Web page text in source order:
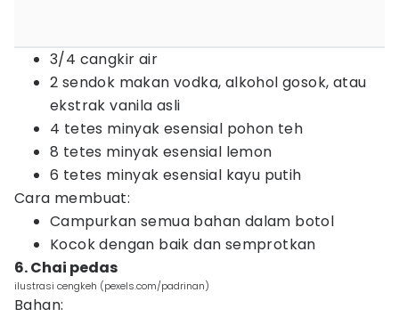
3/4 cangkir air
2 sendok makan vodka, alkohol gosok, atau
ekstrak vanila asli
4 tetes minyak esensial pohon teh
8 tetes minyak esensial lemon
6 tetes minyak esensial kayu putih
Cara membuat:
Campurkan semua bahan dalam botol
Kocok dengan baik dan semprotkan
6. Chai pedas
ilustrasi cengkeh (pexels.com/padrinan)
Bahan: